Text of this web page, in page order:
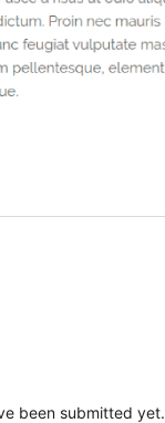
been submitted yet.